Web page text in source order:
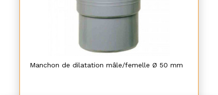
Manchon de dilatation mâle/femelle Ø 50 mm